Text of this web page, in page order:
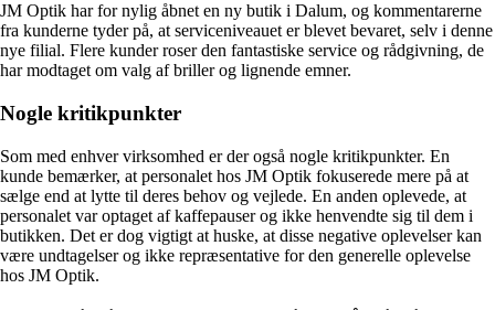
JM Optik har for nylig åbnet en ny butik i Dalum, og kommentarerne
fra kunderne tyder på, at serviceniveauet er blevet bevaret, selv i denne
nye filial. Flere kunder roser den fantastiske service og rådgivning, de
har modtaget om valg af briller og lignende emner.
Nogle kritikpunkter
Som med enhver virksomhed er der også nogle kritikpunkter. En
kunde bemærker, at personalet hos JM Optik fokuserede mere på at
sælge end at lytte til deres behov og vejlede. En anden oplevede, at
personalet var optaget af kaffepauser og ikke henvendte sig til dem i
butikken. Det er dog vigtigt at huske, at disse negative oplevelser kan
være undtagelser og ikke repræsentative for den generelle oplevelse
hos JM Optik.